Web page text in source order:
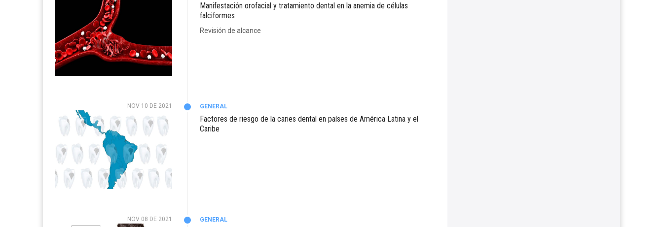
Manifestación orofacial y tratamiento dental en la anemia de células
falciformes
Revisión de alcance
NOV 10 DE 2021 GENERAL
Factores de riesgo de la caries dental en países de América Latina y el
Caribe
NOV 08 DE 2021 GENERAL